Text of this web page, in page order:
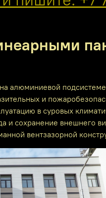
алюминиевой
и
в суровых
и сохранение внешнего
вентзазорной